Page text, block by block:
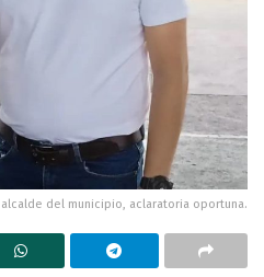
alcalde del municipio, aclaratoria oportuna.